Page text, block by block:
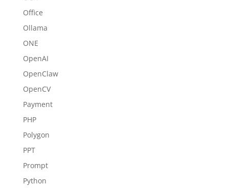
Office
Ollama
ONE
OpenAI
OpenClaw
OpenCV
Payment
PHP
Polygon
PPT
Prompt
Python